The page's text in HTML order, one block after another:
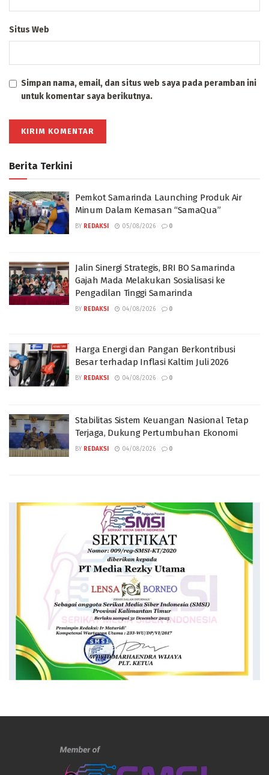
Situs Web
Simpan nama, email, dan situs web saya pada peramban ini
untuk komentar saya berikutnya.
Berita Terkini
Pemkot Samarinda Launching Produk Air
Minum Dalam Kemasan “SamaQua”
BY REDAKSI 05/08/2026 0
Jalin Sinergi Strategis, BRI BO Samarinda
Gajah Mada Melakukan Sosialisasi ke
Pengadilan Tinggi Samarinda
BY REDAKSI 04/08/2026 0
Harga Energi dan Pangan Berkontribusi
Besar terhadap Inflasi Kaltim Juli 2026
BY REDAKSI 04/08/2026 0
Stabilitas Sistem Keuangan Nasional Tetap
Terjaga, Dukung Pertumbuhan Ekonomi
BY REDAKSI 04/08/2026 0